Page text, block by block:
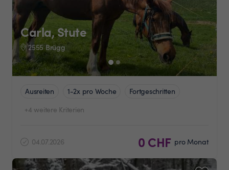
Carla, Stute
2555 Brügg
Ausreiten 1-2x pro Woche
Fortgeschritten
+4 weitere Kriterien
04.07.2026 0 CHF pro Monat